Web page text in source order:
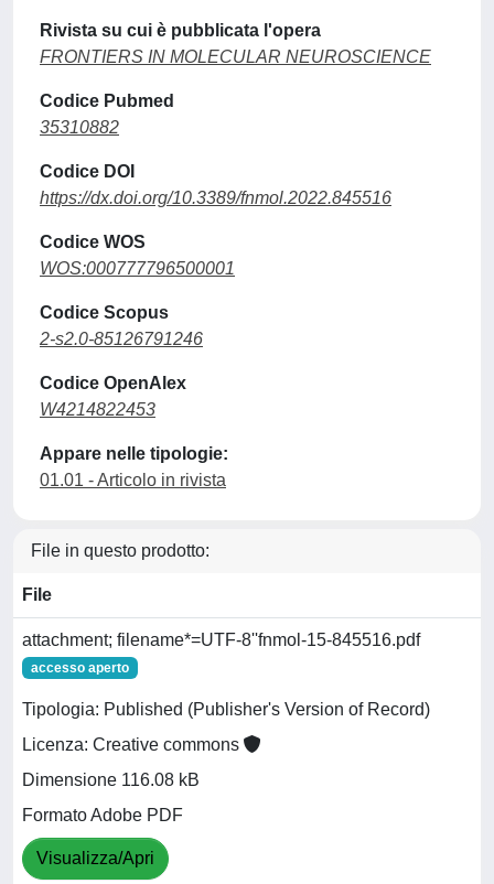
Rivista su cui è pubblicata l'opera
FRONTIERS IN MOLECULAR NEUROSCIENCE
Codice Pubmed
35310882
Codice DOI
https://dx.doi.org/10.3389/fnmol.2022.845516
Codice WOS
WOS:000777796500001
Codice Scopus
2-s2.0-85126791246
Codice OpenAlex
W4214822453
Appare nelle tipologie:
01.01 - Articolo in rivista
File in questo prodotto:
File
attachment; filename*=UTF-8''fnmol-15-845516.pdf
accesso aperto
Tipologia: Published (Publisher's Version of Record)
Licenza: Creative commons
Dimensione 116.08 kB
Formato Adobe PDF
Visualizza/Apri